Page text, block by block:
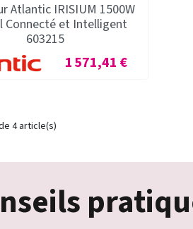
Atlantic IRISIUM 1500W
Connecté et Intelligent
603215
Prix
1 571,41 €
4 article(s)